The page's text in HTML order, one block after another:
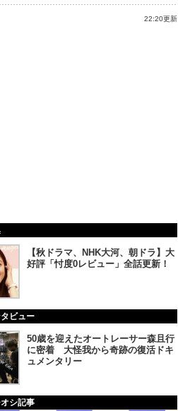
22:20更新
【秋ドラマ、NHK大河、朝ドラ】大
好評「忖度0レビュー」全話更新！
ビュー
50歳を迎えたオートレーサー森且行
に密着 大怪我から奇跡の復活ドキ
ュメンタリー
シ記事